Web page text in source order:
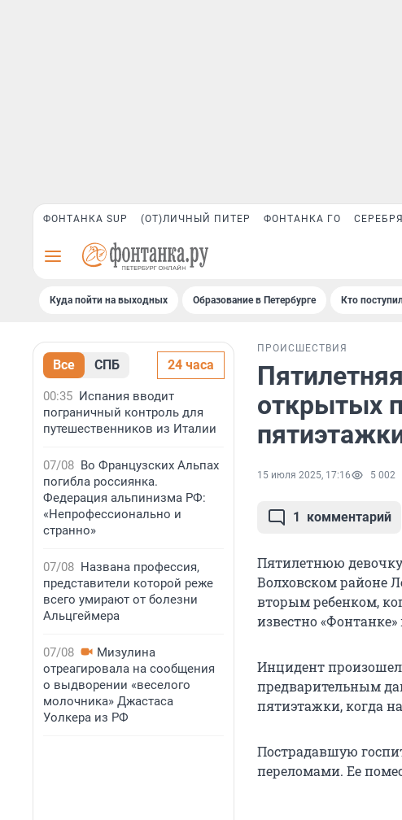
ФОНТАНКА SUP (ОТ)ЛИЧНЫЙ ПИТЕР ФОНТАНКА ГО
Куда пойти на выходных Образование в Петербурге Кто
Все СПБ 24 часа
00:35 Испания вводит
пограничный контроль для
путешественников из Италии
07/08 Во Французских Альпах
погибла россиянка.
Федерация альпинизма РФ:
«Непрофессионально и
странно»
07/08 Названа профессия,
представители которой реже
всего умирают от болезни
Альцгеймера
07/08
Мизулина
отреагировала на сообщения
о выдворении «веселого
молочника» Джастаса
Уолкера из РФ
ПРОИСШЕСТВИЯ
открытых
15 июля 2025, 17:16 5 002
1 комментарий
Пятилетнюю девочку
Волховском районе
вторым ребенком,
известно
Инцидент произошел
предварительным
пятиэтажки, когда
Пострадавшую
переломами. Ее